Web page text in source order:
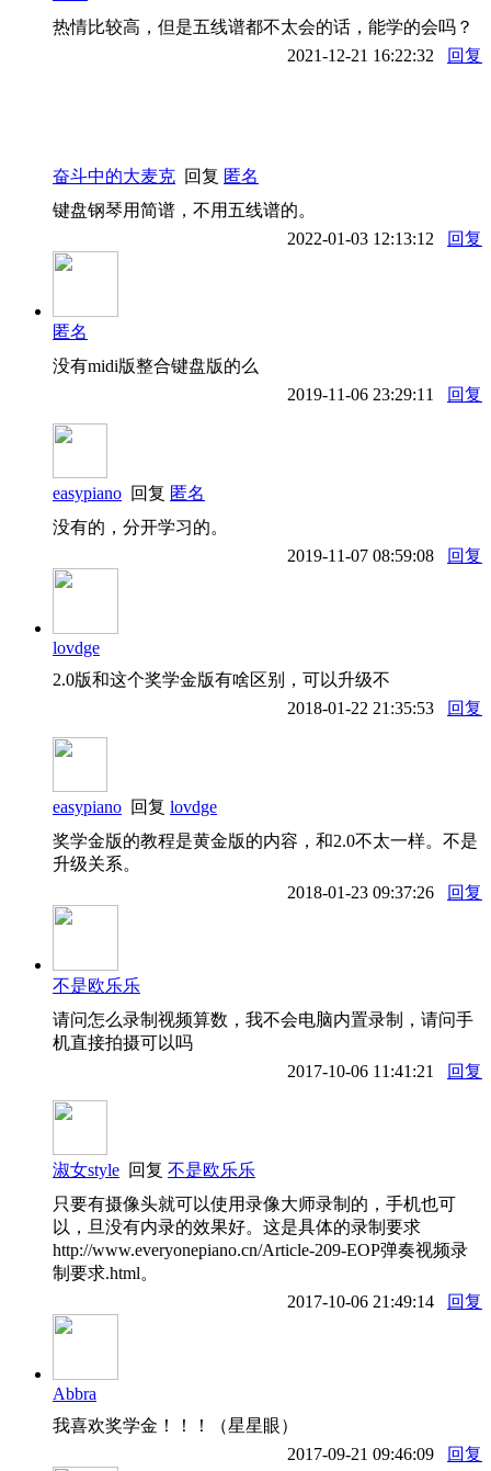
热情比较高，但是五线谱都不太会的话，能学的会吗？
2021-12-21 16:22:32
回复
奋斗中的大麦克 回复 匿名
键盘钢琴用简谱，不用五线谱的。
2022-01-03 12:13:12
回复
匿名
没有midi版整合键盘版的么
2019-11-06 23:29:11
回复
easypiano 回复 匿名
没有的，分开学习的。
2019-11-07 08:59:08
回复
lovdge
2.0版和这个奖学金版有啥区别，可以升级不
2018-01-22 21:35:53
回复
easypiano 回复 lovdge
奖学金版的教程是黄金版的内容，和2.0不太一样。不是
升级关系。
2018-01-23 09:37:26
回复
不是欧乐乐
请问怎么录制视频算数，我不会电脑内置录制，请问手
机直接拍摄可以吗
2017-10-06 11:41:21
回复
淑女style 回复 不是欧乐乐
只要有摄像头就可以使用录像大师录制的，手机也可
以，旦没有内录的效果好。这是具体的录制要求
http://www.everyonepiano.cn/Article-209-EOP弹奏视频录
制要求.html。
2017-10-06 21:49:14
回复
Abbra
我喜欢奖学金！！！（星星眼）
2017-09-21 09:46:09
回复